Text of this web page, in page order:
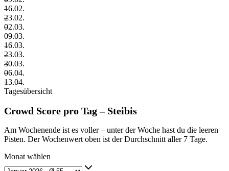
–
16.02.
–
23.02.
–
02.03.
–
09.03.
–
16.03.
–
23.03.
–
30.03.
–
06.04.
–
13.04.
Tagesübersicht
Crowd Score pro Tag – Steibis
Am Wochenende ist es voller – unter der Woche hast du die leeren
Pisten. Der Wochenwert oben ist der Durchschnitt aller 7 Tage.
Monat wählen